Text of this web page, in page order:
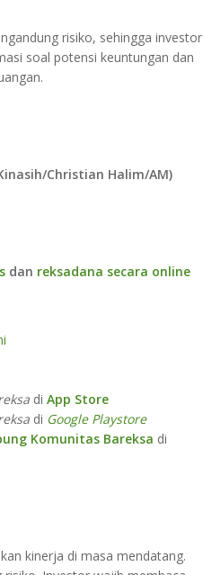
risiko, sehingga investor
soal potensi keuntungan dan
Christian Halim/AM)
dan reksadana secara online
di App Store​
di Google Playstore
Komunitas Bareksa di
kinerja di masa mendatang.